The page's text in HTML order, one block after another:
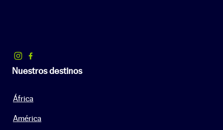
Nuestros destinos
África
América